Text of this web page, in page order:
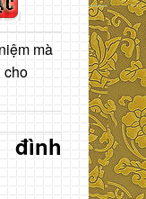
mà
cho